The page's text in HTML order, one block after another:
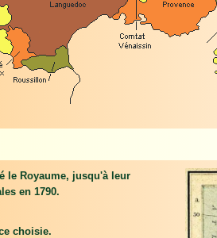
le Royaume, jusqu'à leur
en 1790.
choisie.